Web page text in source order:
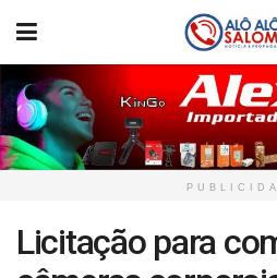
Licitação para